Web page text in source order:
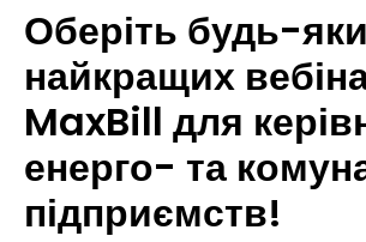
Оберіть будь-
найкращих
MaxBill для
енерго- та
підприємств!